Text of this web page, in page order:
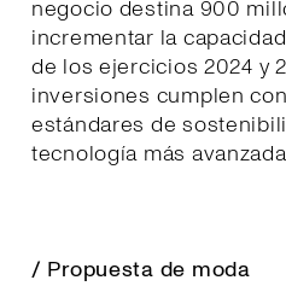
negocio destina 900
incrementar la
de los ejercicios 2024 y
inversiones cumplen
estándares de
tecnología más
/ Propuesta de moda